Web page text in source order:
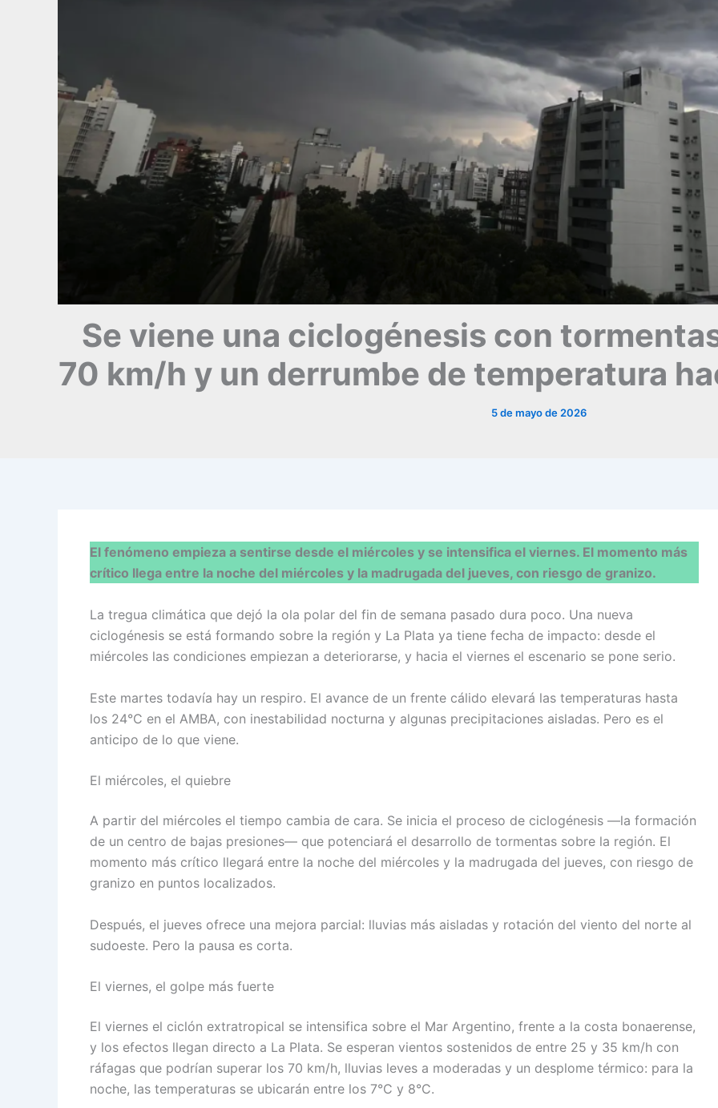
Se viene una ciclogénesis con
70 km/h y un derrumbe de temperatura
5 de mayo de 2026
El fenómeno empieza a sentirse desde el miércoles y se intensifica el viernes. El momento más
crítico llega entre la noche del miércoles y la madrugada del jueves, con riesgo de granizo.
La tregua climática que dejó la ola polar del fin de semana pasado dura poco. Una nueva
ciclogénesis se está formando sobre la región y La Plata ya tiene fecha de impacto: desde el
miércoles las condiciones empiezan a deteriorarse, y hacia el viernes el escenario se pone serio.
Este martes todavía hay un respiro. El avance de un frente cálido elevará las temperaturas hasta
los 24°C en el AMBA, con inestabilidad nocturna y algunas precipitaciones aisladas. Pero es el
anticipo de lo que viene.
El miércoles, el quiebre
A partir del miércoles el tiempo cambia de cara. Se inicia el proceso de ciclogénesis —la formación
de un centro de bajas presiones— que potenciará el desarrollo de tormentas sobre la región. El
momento más crítico llegará entre la noche del miércoles y la madrugada del jueves, con riesgo de
granizo en puntos localizados.
Después, el jueves ofrece una mejora parcial: lluvias más aisladas y rotación del viento del norte al
sudoeste. Pero la pausa es corta.
El viernes, el golpe más fuerte
El viernes el ciclón extratropical se intensifica sobre el Mar Argentino, frente a la costa bonaerense,
y los efectos llegan directo a La Plata. Se esperan vientos sostenidos de entre 25 y 35 km/h con
ráfagas que podrían superar los 70 km/h, lluvias leves a moderadas y un desplome térmico: para la
noche, las temperaturas se ubicarán entre los 7°C y 8°C.